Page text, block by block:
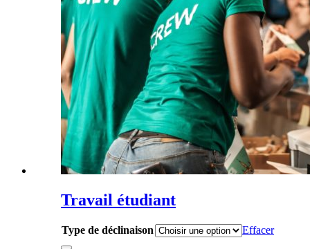
Travail étudiant
Type de déclinaison Effacer